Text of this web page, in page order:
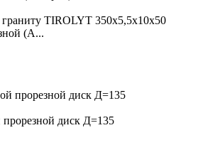
TIROLYT 350x5,5x10x50
(А...
диск Д=135